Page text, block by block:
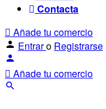
Contacta
Añade tu comercio
Entraro Registrarse
Añade tu comercio